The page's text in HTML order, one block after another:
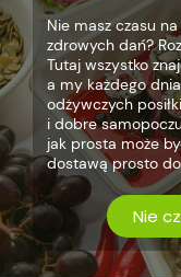
Nie masz czasu
zdrowych dań?
Tutaj wszystko
a my każdego
odżywczych
i dobre
jak prosta może
dostawą prosto
Nie